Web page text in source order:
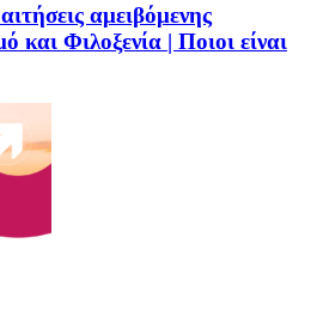
αμειβόμενης
και Φιλοξενία | Ποιοι είναι